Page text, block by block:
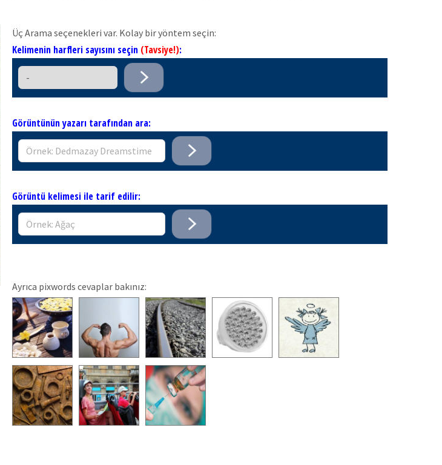
Üç Arama seçenekleri var. Kolay bir yöntem seçin:
Kelimenin harfleri sayısını seçin (Tavsiye!):
Görüntünün yazarı tarafından ara:
Görüntü kelimesi ile tarif edilir:
Ayrıca pixwords cevaplar bakınız: